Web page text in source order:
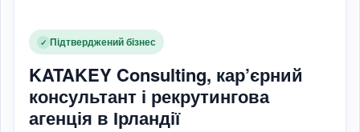
✓ Підтверджений бізнес
KATAKEY Consulting, кар’єрний
консультант і рекрутингова
агенція в Ірландії